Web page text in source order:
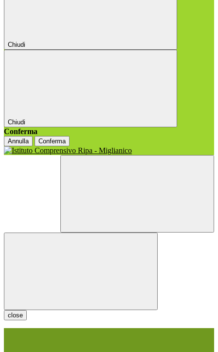
Chiudi
Chiudi
Conferma
Annulla Conferma
close